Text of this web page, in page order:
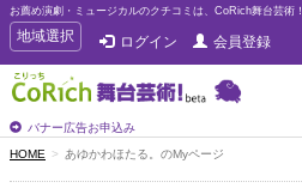
お薦め演劇・ミュージカルのクチコミは、CoRich舞台芸術！
T
o
g
g
e
n
a
地域選択 ログイン 会員登録
バナー広告お申込み
HOME あゆかわほたる。のMyページ